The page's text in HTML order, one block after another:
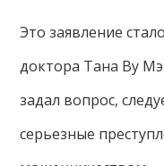
Это заявление
доктора Тана Ву
задал вопрос,
серьезные